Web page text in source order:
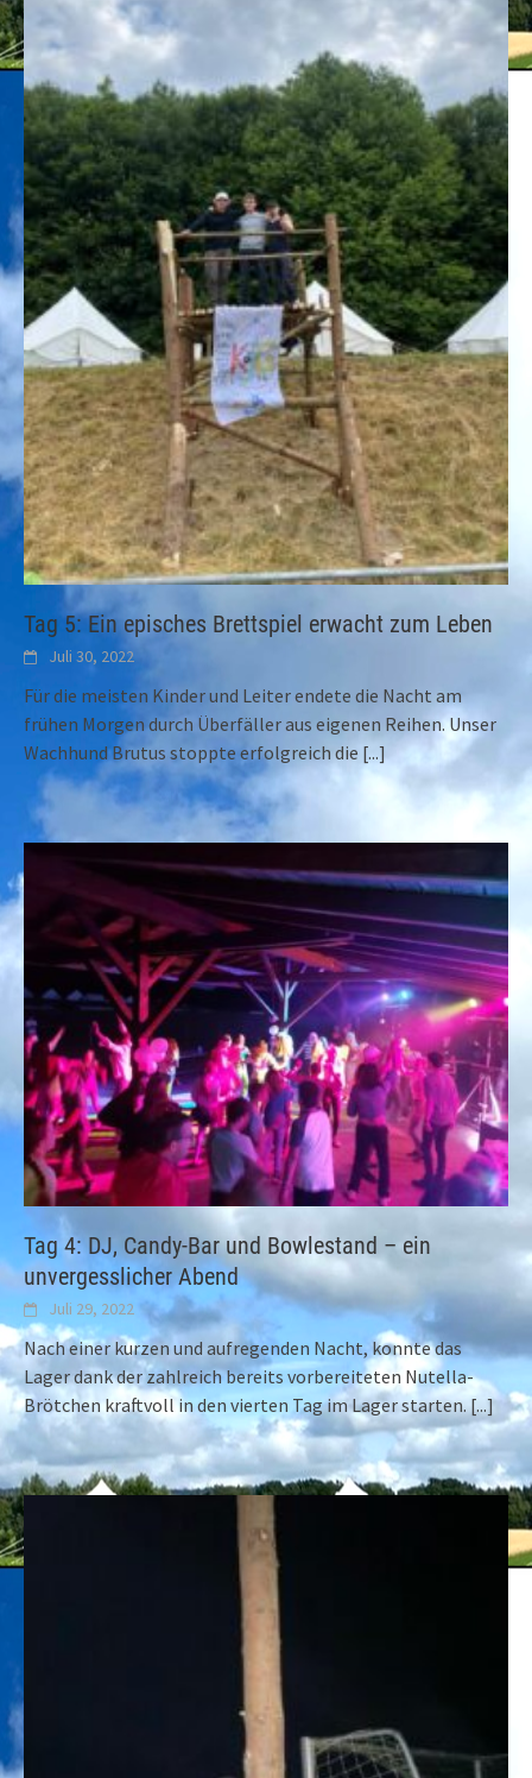
Tag 5: Ein episches Brettspiel erwacht zum Leben
Juli 30, 2022
Für die meisten Kinder und Leiter endete die Nacht am
frühen Morgen durch Überfäller aus eigenen Reihen. Unser
Wachhund Brutus stoppte erfolgreich die [...]
Tag 4: DJ, Candy-Bar und Bowlestand – ein
unvergesslicher Abend
Juli 29, 2022
Nach einer kurzen und aufregenden Nacht, konnte das
Lager dank der zahlreich bereits vorbereiteten Nutella-
Brötchen kraftvoll in den vierten Tag im Lager starten.[...]